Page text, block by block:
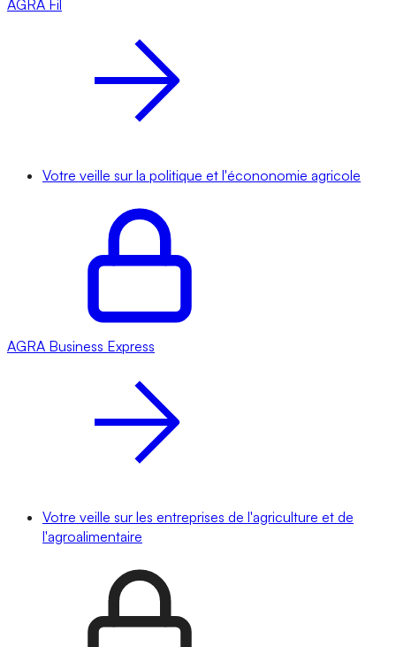
AGRA Fil
Votre veille sur la politique et l'écononomie agricole
AGRA Business Express
Votre veille sur les entreprises de l'agriculture et de
l'agroalimentaire